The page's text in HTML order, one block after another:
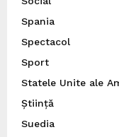
Spania
Spectacol
Sport
Statele Unite ale
Știință
Suedia